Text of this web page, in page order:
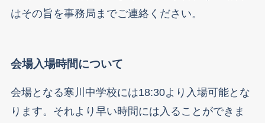
はその旨を事務局までご連絡ください。
会場入場時間について
会場となる寒川中学校には18:30より入場可能とな
ります。それより早い時間には入ることができま